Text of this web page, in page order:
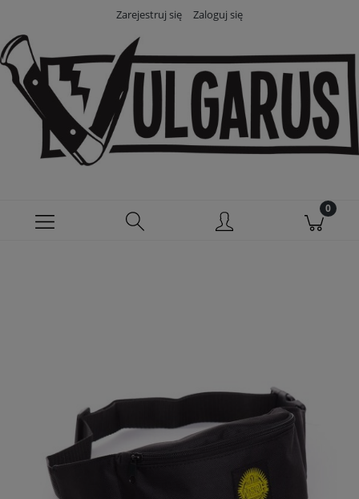
Zarejestruj się Zaloguj się